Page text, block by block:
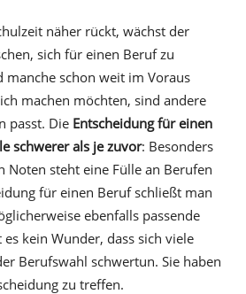
näher rückt, wächst der
sich für einen Beruf zu
manche schon weit im Voraus
machen möchten, sind andere
passt. Die Entscheidung für einen
schwerer als je zuvor: Besonders
steht eine Fülle an Berufen
für einen Beruf schließt man
ebenfalls passende
es kein Wunder, dass sich viele
Berufswahl schwertun. Sie haben
zu treffen.